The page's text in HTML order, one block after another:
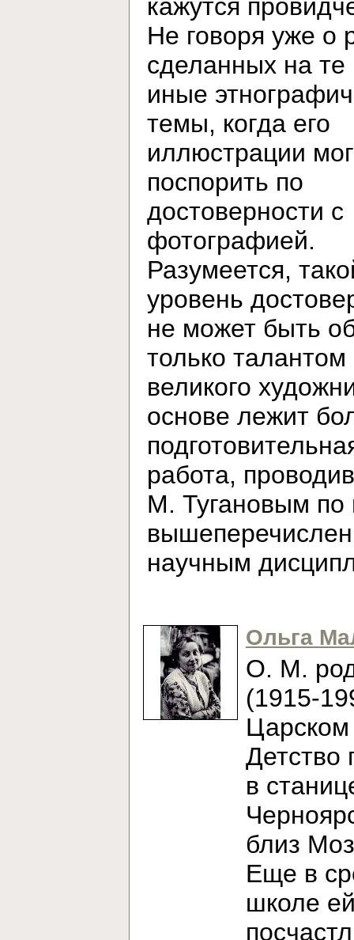
кажутся
Не говоря уже о
сделанных на те
иные
темы, когда его
иллюстрации
поспорить по
достоверности с
фотографией.
Разумеется,
уровень
не может быть
только талантом
великого
основе лежит
работа,
М. Тугановым по
научным
Ольга
О. М.
(1915-
Детство
в
близ
Еще в
школе